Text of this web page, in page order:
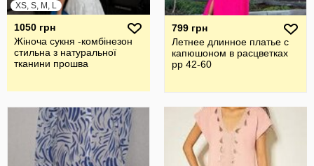
XS, S, M, L
1050 грн
Жіноча сукня -комбінезон
стильна з натуральної
тканини прошва
799 грн
Летнее длинное платье с
капюшоном в расцветках
рр 42-60